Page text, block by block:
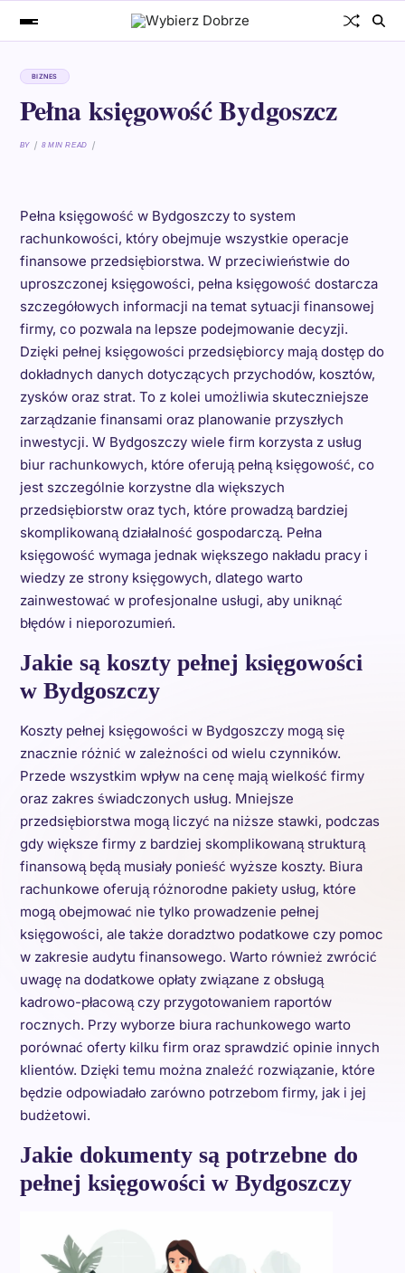
BIZNES
Pełna księgowość Bydgoszcz
BY 8 MIN READ
Pełna księgowość w Bydgoszczy to system
rachunkowości, który obejmuje wszystkie operacje
finansowe przedsiębiorstwa. W przeciwieństwie do
uproszczonej księgowości, pełna księgowość dostarcza
szczegółowych informacji na temat sytuacji finansowej
firmy, co pozwala na lepsze podejmowanie decyzji.
Dzięki pełnej księgowości przedsiębiorcy mają dostęp do
dokładnych danych dotyczących przychodów, kosztów,
zysków oraz strat. To z kolei umożliwia skuteczniejsze
zarządzanie finansami oraz planowanie przyszłych
inwestycji. W Bydgoszczy wiele firm korzysta z usług
biur rachunkowych, które oferują pełną księgowość, co
jest szczególnie korzystne dla większych
przedsiębiorstw oraz tych, które prowadzą bardziej
skomplikowaną działalność gospodarczą. Pełna
księgowość wymaga jednak większego nakładu pracy i
wiedzy ze strony księgowych, dlatego warto
zainwestować w profesjonalne usługi, aby uniknąć
błędów i nieporozumień.
Jakie są koszty pełnej księgowości
w Bydgoszczy
Koszty pełnej księgowości w Bydgoszczy mogą się
znacznie różnić w zależności od wielu czynników.
Przede wszystkim wpływ na cenę mają wielkość firmy
oraz zakres świadczonych usług. Mniejsze
przedsiębiorstwa mogą liczyć na niższe stawki, podczas
gdy większe firmy z bardziej skomplikowaną strukturą
finansową będą musiały ponieść wyższe koszty. Biura
rachunkowe oferują różnorodne pakiety usług, które
mogą obejmować nie tylko prowadzenie pełnej
księgowości, ale także doradztwo podatkowe czy pomoc
w zakresie audytu finansowego. Warto również zwrócić
uwagę na dodatkowe opłaty związane z obsługą
kadrowo-płacową czy przygotowaniem raportów
rocznych. Przy wyborze biura rachunkowego warto
porównać oferty kilku firm oraz sprawdzić opinie innych
klientów. Dzięki temu można znaleźć rozwiązanie, które
będzie odpowiadało zarówno potrzebom firmy, jak i jej
budżetowi.
Jakie dokumenty są potrzebne do
pełnej księgowości w Bydgoszczy